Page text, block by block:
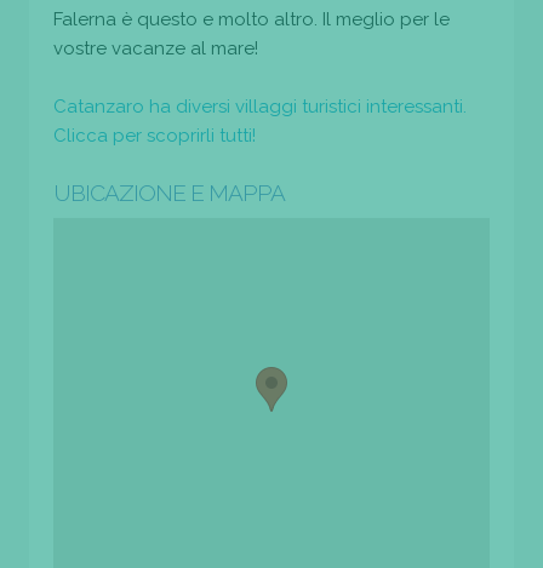
Falerna è questo e molto altro. Il meglio per le
vostre vacanze al mare!
Catanzaro ha diversi villaggi turistici interessanti.
Clicca per scoprirli tutti!
UBICAZIONE E MAPPA